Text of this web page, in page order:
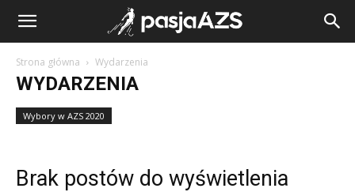
Strona główna Wydarzenia
WYDARZENIA
Wybory w AZS 2020
Brak postów do wyświetlenia